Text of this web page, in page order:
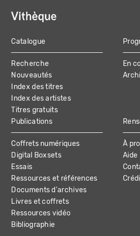
MAIN
NAVIGATION
Catalogue
Recherche
Nouveautés
Index des titres
Index des artistes
Titres gratuits
En
Publications
Coffrets numériques
Digital Boxsets
Essais
Ressources et références
Documents d'archives
Livres et coffrets
Ressources vidéo
Bibliographie
À
Aide